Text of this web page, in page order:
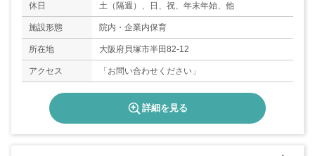
休日 土（隔週）、日、祝、年末年始、他
施設形態 院内・企業内保育
所在地 大阪府貝塚市半田82-12
アクセス 「お問い合わせください」
詳細を見る